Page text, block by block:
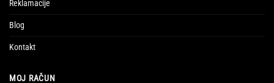
Reklamacije
Blog
Kontakt
MOJ RAČUN